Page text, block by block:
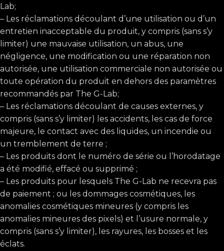
Lab;
– Les réclamations découlant d’une utilisation ou d’un
entretien inacceptable du produit, y compris (sans s’y
limiter) une mauvaise utilisation, un abus, une
négligence, une modification ou une réparation non
autorisée, une utilisation commerciale non autorisée ou
toute opération du produit en dehors des paramètres
recommandés par The G-Lab;
– Les réclamations découlant de causes externes, y
compris (sans s’y limiter) les accidents, les cas de force
majeure, le contact avec des liquides, un incendie ou
un tremblement de terre ;
– Les produits dont le numéro de série ou l’horodatage
a été modifié, effacé ou supprimé ;
– Les produits pour lesquels The G-Lab ne recevra pas
de paiement ; ou les dommages cosmétiques, les
anomalies cosmétiques mineures (y compris les
anomalies mineures des pixels) et l’usure normale, y
compris (sans s’y limiter), les rayures, les bosses et les
éclats.